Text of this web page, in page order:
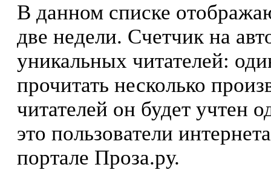
В данном списке
две недели. Счетчик на
уникальных читателей:
прочитать несколько
читателей он будет учтен
это пользователи
портале Проза.ру.